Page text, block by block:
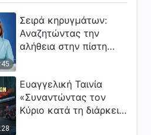
Σειρά κηρυγμάτων:
Αναζητώντας την
αλήθεια στην πίστη
πάνω σε σύννεφο;»
Ευαγγελική Ταινία
«Συναντώντας τον
Κύριο κατά τη διάρκεια